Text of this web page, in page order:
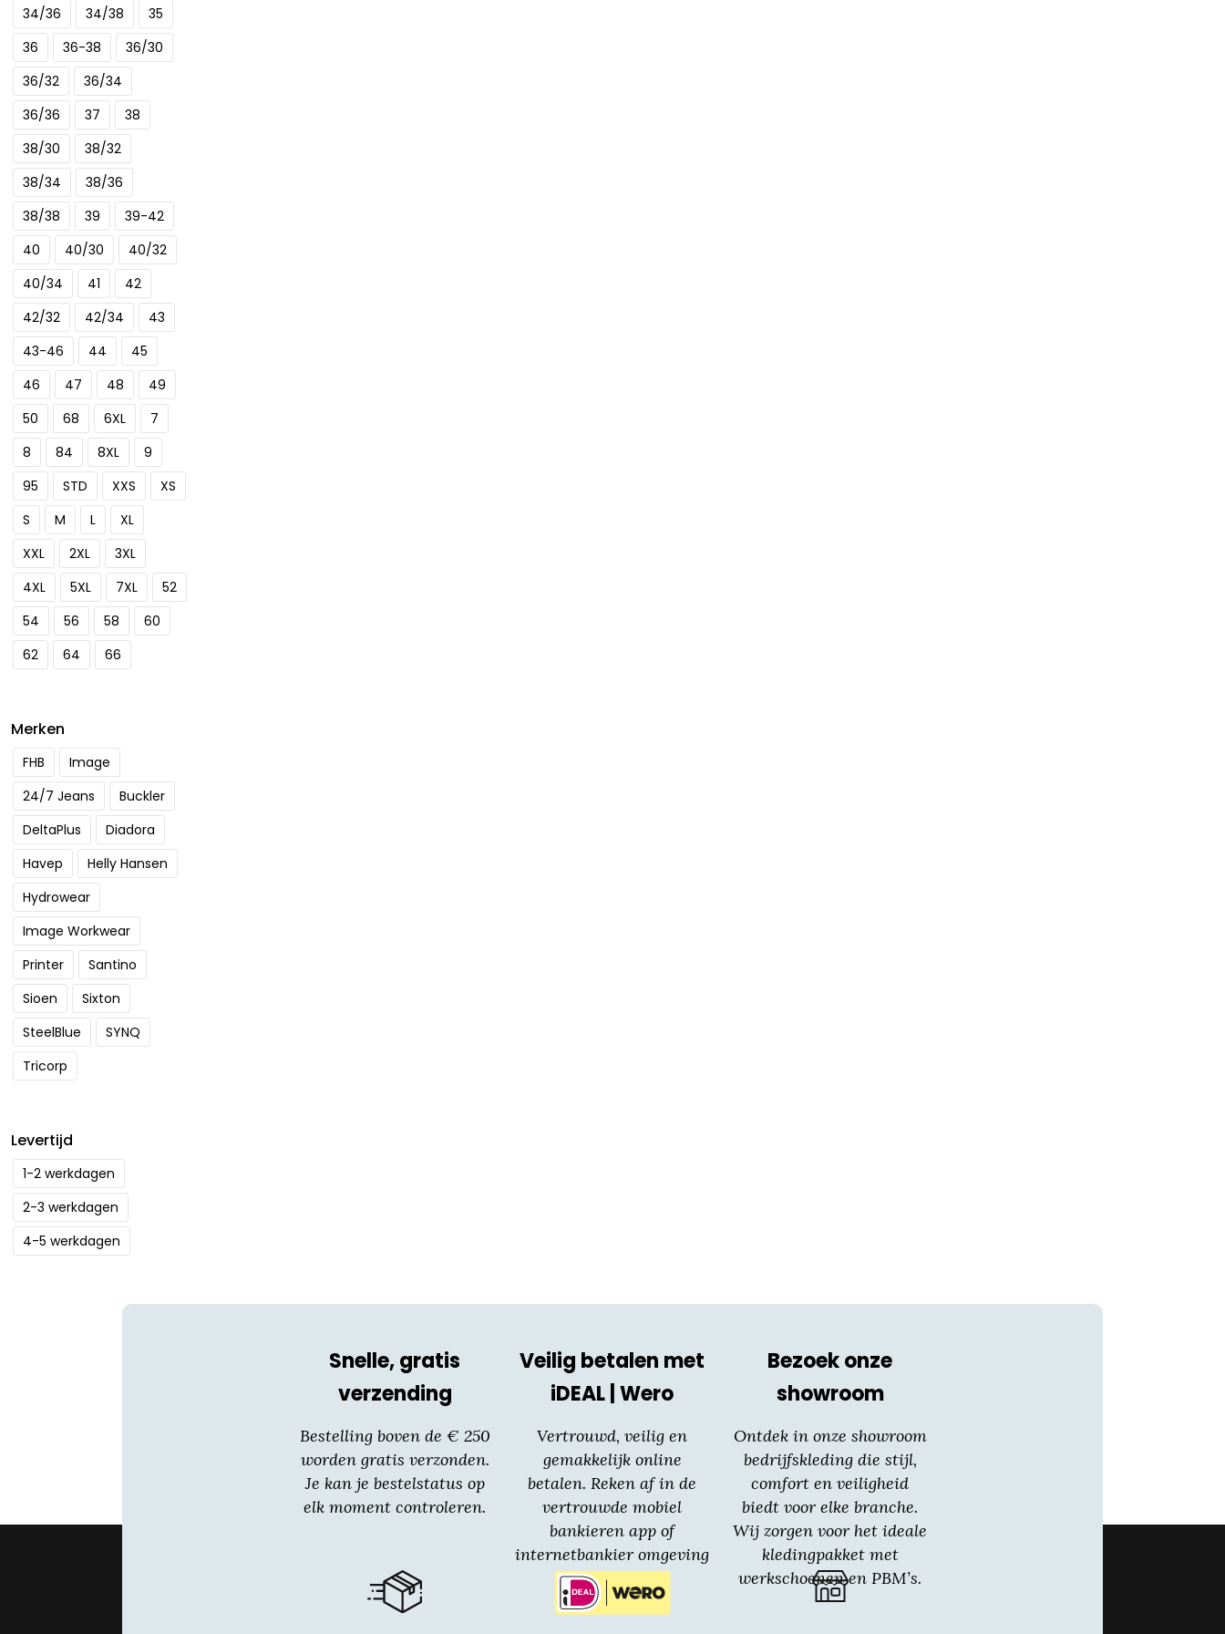
34/36
34/38
35
36
36-38
36/30
36/32
36/34
36/36
37
38
38/30
38/32
38/34
38/36
38/38
39
39-42
40
40/30
40/32
40/34
41
42
42/32
42/34
43
43-46
44
45
46
47 48
49
50
68 6XL
7
8
84 8XL
9
95
STD XXS
XS
S
M L
XL
XXL
2XL
3XL
4XL
5XL 7XL
52
54
56 58
60
62
64 66
Merken
FHB
Image
24/7 Jeans
Buckler
DeltaPlus
Diadora
Havep
Helly Hansen
Hydrowear
Image Workwear
Printer
Santino
Sioen
Sixton
SteelBlue
SYNQ
Tricorp
Levertijd
1-2 werkdagen
2-3 werkdagen
4-5 werkdagen
Snelle, gratis
verzending
Bestelling boven de € 250
worden gratis verzonden.
Je kan je bestelstatus op
elk moment controleren.
Veilig betalen met
iDEAL | Wero
Vertrouwd, veilig en
gemakkelijk online
betalen. Reken af in de
vertrouwde mobiel
bankieren app of
internetbankier omgeving
van jouw bank.
Bezoek onze
showroom
Ontdek in onze showroom
bedrijfskleding die stijl,
comfort en veiligheid
biedt voor elke branche.
Wij zorgen voor het ideale
kledingpakket met
werkschoenen en PBM’s.